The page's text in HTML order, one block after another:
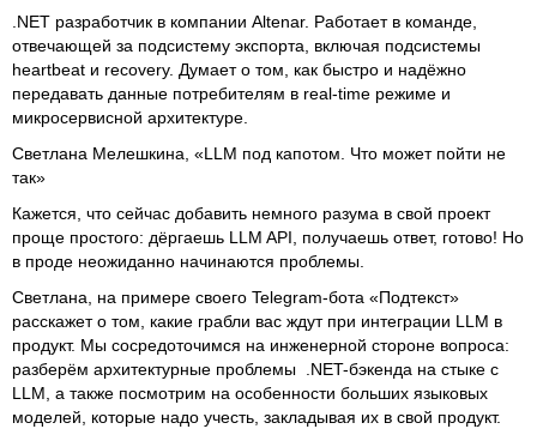
.NET разработчик в компании Altenar. Работает в команде,
отвечающей за подсистему экспорта, включая подсистемы
heartbeat и recovery. Думает о том, как быстро и надёжно
передавать данные потребителям в real-time режиме и
микросервисной архитектуре.
Светлана Мелешкина, «LLM под капотом. Что может пойти не
так»
Кажется, что сейчас добавить немного разума в свой проект
проще простого: дёргаешь LLM API, получаешь ответ, готово! Но
в проде неожиданно начинаются проблемы.
Светлана, на примере своего Telegram-бота «Подтекст»
расскажет о том, какие грабли вас ждут при интеграции LLM в
продукт. Мы сосредоточимся на инженерной стороне вопроса:
разберём архитектурные проблемы .NET-бэкенда на стыке с
LLM, а также посмотрим на особенности больших языковых
моделей, которые надо учесть, закладывая их в свой продукт.